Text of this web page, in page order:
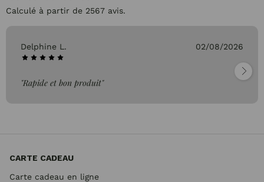
Calculé à partir de 2567 avis.
Delphine L. 02/08/2026
"Rapide et bon produit"
CARTE CADEAU
Carte cadeau en ligne